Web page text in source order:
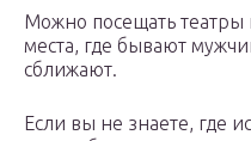
Можно посещать
места, где бывают
сближают.
Если вы не знаете, где